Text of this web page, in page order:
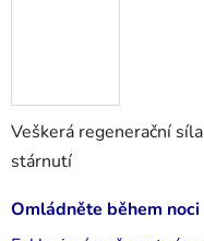
Veškerá regenerační
stárnutí
Omládněte během noci